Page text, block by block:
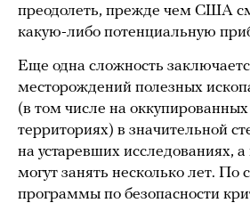
преодолеть, прежде чем США
какую-либо потенциальную
Еще одна сложность
месторождений полезных
(в том числе на
территориях) в значительной
на устаревших исследованиях,
могут занять несколько лет. По
программы по безопасности